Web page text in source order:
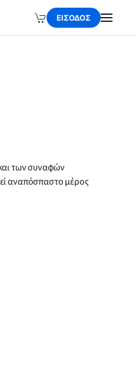
ΕΙΣΟΔΟΣ
των συναφών
αναπόσπαστο μέρος